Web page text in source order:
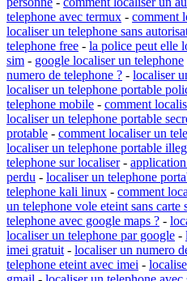
telephone avec termux - comment
localiser un telephone sans
telephone free - la police peut elle
sim - google localiser un telephone
numero de telephone ? - localiser
localiser un telephone portable
telephone mobile - comment
localiser un telephone portable
protable - comment localiser un
localiser un telephone portable
telephone sur localiser-
perdu - localiser un telephone
telephone kali linux - comment
un telephone vole eteint sans carte
telephone avec google maps ? -
localiser un telephone par google -
imei gratuit - localiser un numero
telephone eteint avec imei -